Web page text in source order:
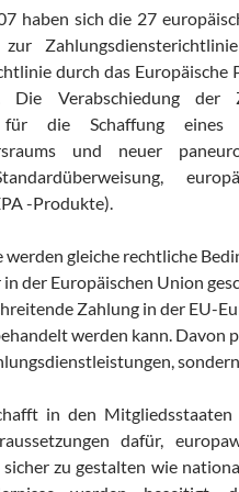
haben sich die 27
durch das Europäische
Verabschiedung der
für die Schaffung eines
und neuer
-Produkte).
gleiche rechtliche
der Europäischen Union
Zahlung in der EU-
werden kann. Davon
in den
dafür,
zu gestalten wie